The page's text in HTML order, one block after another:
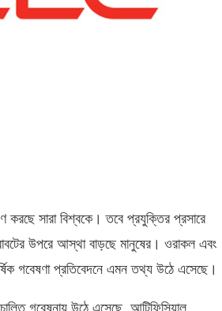
সারা বিশ্বকে। তবে প্রযুক্তির প্রসারে
উপরে আস্থা বাড়ছে মানুষের। ওরাকল এবং
গবেষণা প্রতিবেদনে এমন তথ্য উঠে এসেছে।
গবেষনায় উঠে এসেছে, আটিফিসিয়াল